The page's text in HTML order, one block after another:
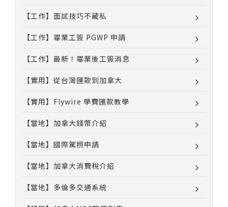
【工作】面試技巧不藏私
【工作】畢業工簽 PGWP 申請
【工作】最新！畢業後工簽消息
【實用】從台灣匯款到加拿大
【實用】Flywire 學費匯款教學
【當地】加拿大錢幣介紹
【當地】國際駕照申請
【當地】加拿大消費稅介紹
【當地】多倫多交通系統